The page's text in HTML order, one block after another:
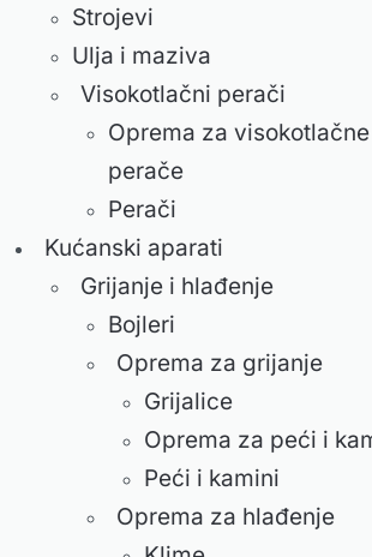
Strojevi
Ulja i maziva
Visokotlačni perači
Oprema za visokotlačne
perače
Perači
Kućanski aparati
Grijanje i hlađenje
Bojleri
Oprema za grijanje
Grijalice
Oprema za peći i
Peći i kamini
Oprema za hlađenje